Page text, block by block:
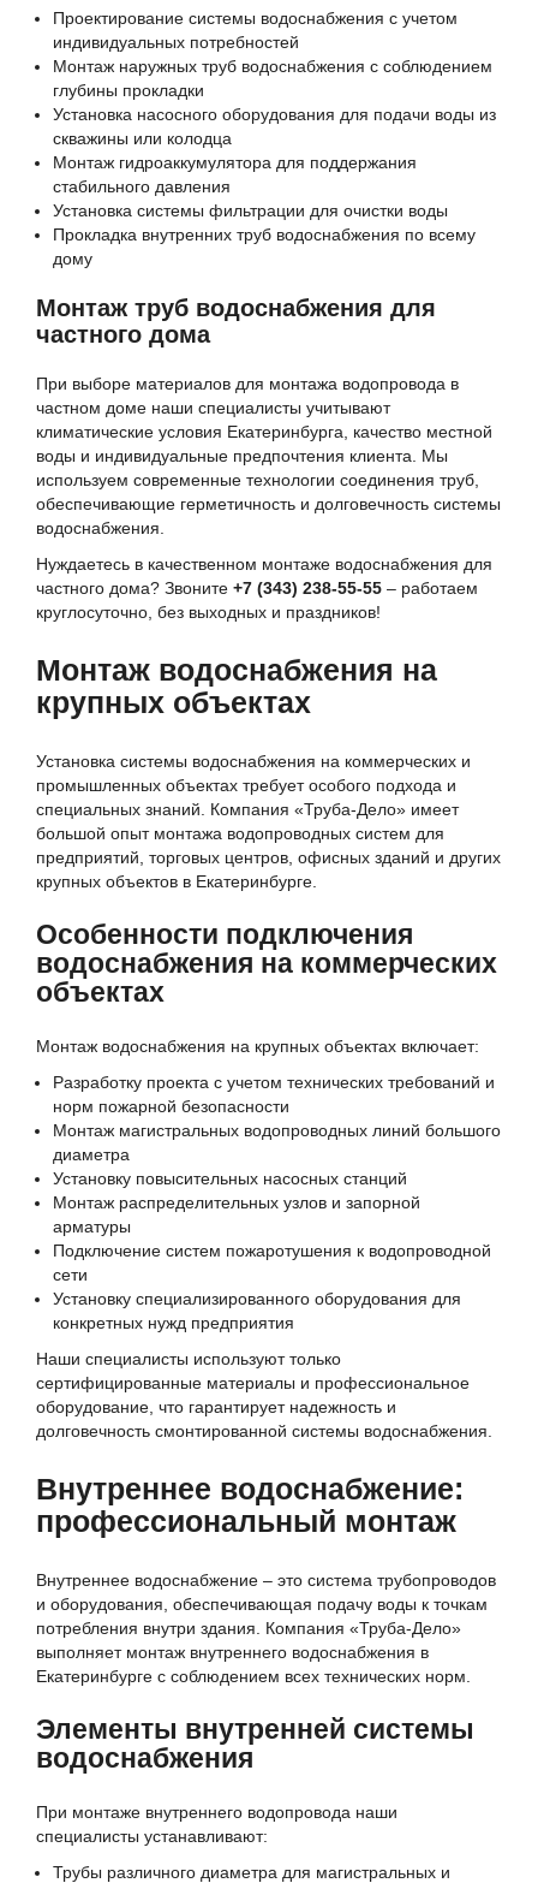
Проектирование системы водоснабжения с учетом
индивидуальных потребностей
Монтаж наружных труб водоснабжения с соблюдением
глубины прокладки
Установка насосного оборудования для подачи воды из
скважины или колодца
Монтаж гидроаккумулятора для поддержания
стабильного давления
Установка системы фильтрации для очистки воды
Прокладка внутренних труб водоснабжения по всему
дому
Монтаж труб водоснабжения для
частного дома
При выборе материалов для монтажа водопровода в
частном доме наши специалисты учитывают
климатические условия Екатеринбурга, качество местной
воды и индивидуальные предпочтения клиента. Мы
используем современные технологии соединения труб,
обеспечивающие герметичность и долговечность системы
водоснабжения.
Нуждаетесь в качественном монтаже водоснабжения для
частного дома? Звоните +7 (343) 238-55-55 – работаем
круглосуточно, без выходных и праздников!
Монтаж водоснабжения на
крупных объектах
Установка системы водоснабжения на коммерческих и
промышленных объектах требует особого подхода и
специальных знаний. Компания «Труба-Дело» имеет
большой опыт монтажа водопроводных систем для
предприятий, торговых центров, офисных зданий и других
крупных объектов в Екатеринбурге.
Особенности подключения
водоснабжения на коммерческих
объектах
Монтаж водоснабжения на крупных объектах включает:
Разработку проекта с учетом технических требований и
норм пожарной безопасности
Монтаж магистральных водопроводных линий большого
диаметра
Установку повысительных насосных станций
Монтаж распределительных узлов и запорной
арматуры
Подключение систем пожаротушения к водопроводной
сети
Установку специализированного оборудования для
конкретных нужд предприятия
Наши специалисты используют только
сертифицированные материалы и профессиональное
оборудование, что гарантирует надежность и
долговечность смонтированной системы водоснабжения.
Внутреннее водоснабжение:
профессиональный монтаж
Внутреннее водоснабжение – это система трубопроводов
и оборудования, обеспечивающая подачу воды к точкам
потребления внутри здания. Компания «Труба-Дело»
выполняет монтаж внутреннего водоснабжения в
Екатеринбурге с соблюдением всех технических норм.
Элементы внутренней системы
водоснабжения
При монтаже внутреннего водопровода наши
специалисты устанавливают:
Трубы различного диаметра для магистральных и